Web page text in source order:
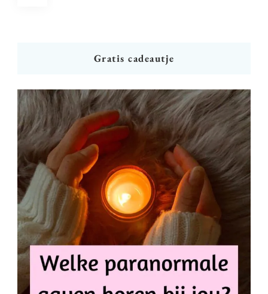
Gratis cadeautje